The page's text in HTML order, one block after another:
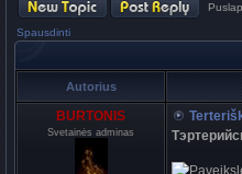
Spausdinti
Autorius
BURTONIS
Svetainės adminas